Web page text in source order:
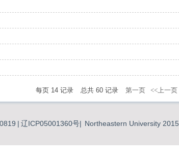
每页 14 记录 总共 60 记录 第一页 <<上一页
| 辽ICP05001360号| Northeastern University 2015